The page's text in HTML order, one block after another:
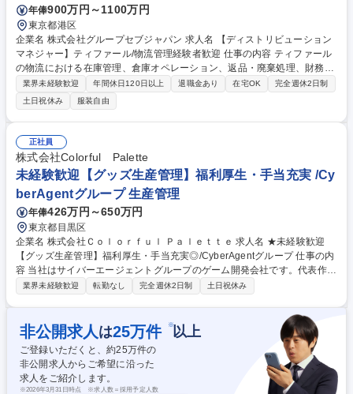
年俸900万円～1100万円
東京都港区
企業名 株式会社グループセブジャパン 求人名 【ディストリビューション
マネジャー】ティファール/物流管理経験者歓迎 仕事の内容 ティファール
の物流における在庫管理、倉庫オペレーション、返品・廃棄処理、財務連
動プロセスを担当。現場に近い視点と全体最適を両立し、部門横断的な調
整を通じて事業運営を内側から支える役割を担います。 【在庫・倉庫】精
度管理、財務連携、棚卸統括及びデータ整合性の担保、入出荷・返品・月
次廃棄プロセス（指示・実行・報告）管理 【財務・決算】ベンダー支払
（Finance連携）、決算時の在庫データ確定・内訳分析、財務諸表に影響
する在庫処理の説明責任 【改善・コスト・パートナー】業務簡素化、スケ
ーラビリティ向上、3PL戦略見直し、責任分界・コスト構造再設計、属人
性排除と持続可能モデル構築 募集職種 【ディストリビューション マネジ
ャー】ティファール/物流管理経験者歓迎
業界未経験歓迎 年間休日120日以上 退職金あり 在宅OK
完全週休2日制
土日祝休み
服装自由
正社員
株式会社Colorful Palette
未経験歓迎【グッズ生産管理】福利厚生・手当充実 /Cy
berAgentグループ 生産管理
年俸426万円～650万円
東京都目黒区
企業名 株式会社Ｃｏｌｏｒｆｕｌ Ｐａｌｅｔｔｅ 求人名 ★未経験歓迎
【グッズ生産管理】福利厚生・手当充実◎/CyberAgentグループ 仕事の内
容 当社はサイバーエージェントグループのゲーム開発会社です。代表作で
ある『プロジェクトセカイ カラフルステージ！ feat. 初音ミク』の開発・
ャラクターグッズの製造・納品まで、見積調整や価格・納期交渉、工場選
定を含め一貫して携わっていただきます。 【具体的には】■グッズの見積
もり・入稿・納品までの一連の業務 ■サプライヤーハンドリングやコス
ト・納期の交渉 ■発注書・請求書の対応や商品企画・製造ライン調整 募集
職種 ★未経験歓迎【グッズ生産管理】福利厚生・手当充実◎/CyberAgent
グループ
業界未経験歓迎 転勤なし 完全週休2日制 土日祝休み
非公開求人 は25万件 ※以上
ご登録いただくと、約25万件の
非公開求人からご希望に沿った
求人をご紹介します。
※2026年3月31日時点 ※求人数＝採用予定人数